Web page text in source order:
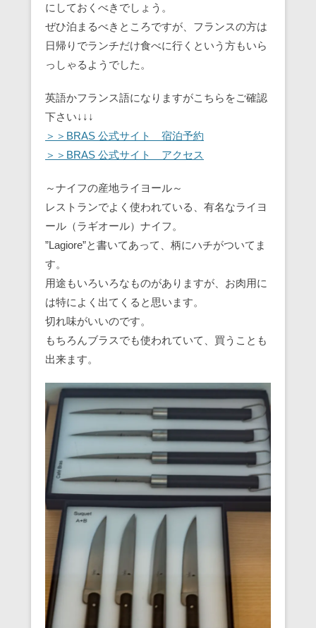
にしておくべきでしょう。
ぜひ泊まるべきところですが、フランスの方は
日帰りでランチだけ食べに行くという方もいら
っしゃるようでした。
英語かフランス語になりますがこちらをご確認
下さい↓↓↓
＞＞BRAS 公式サイト 宿泊予約
＞＞BRAS 公式サイト アクセス
～ナイフの産地ライヨール～
レストランでよく使われている、有名なライヨ
ール（ラギオール）ナイフ。
”Lagiore”と書いてあって、柄にハチがついてま
す。
用途もいろいろなものがありますが、お肉用に
は特によく出てくると思います。
切れ味がいいのです。
もちろんブラスでも使われていて、買うことも
出来ます。